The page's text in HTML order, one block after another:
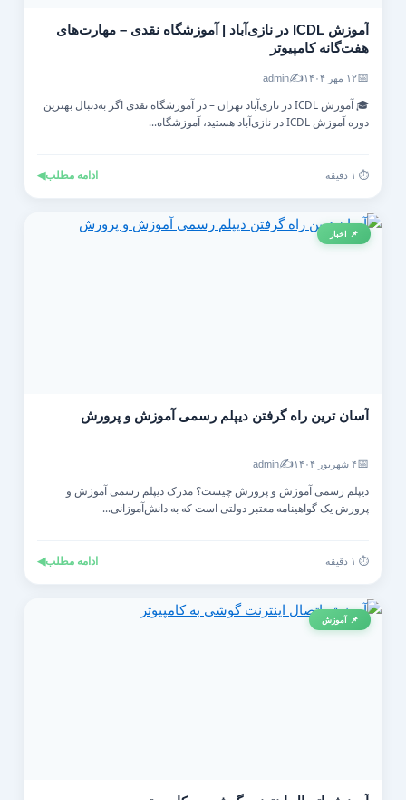
آموزش ICDL در نازی‌آباد | آموزشگاه نقدی – مهارت‌های
هفت‌گانه کامپیوتر
۱۲ مهر ۱۴۰۴ ✍️
admin
🎓 آموزش ICDL در نازی‌آباد تهران – در آموزشگاه نقدی اگر به‌دنبال بهترین
دوره آموزش ICDL در نازی‌آباد هستید، آموزشگاه...
ادامه مطلب◀
📌 اخبار
آسان ترین راه گرفتن دیپلم رسمی آموزش و پرورش
۴ شهریور ۱۴۰۴ ✍️
admin
دیپلم رسمی آموزش و پرورش چیست؟ مدرک دیپلم رسمی آموزش و
پرورش یک گواهینامه معتبر دولتی است که به دانش‌آموزانی...
ادامه مطلب◀
📌 آموزش